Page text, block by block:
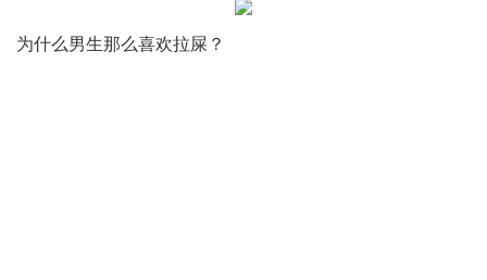
为什么男生那么喜欢拉屎？